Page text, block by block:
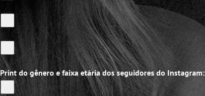
Print do gênero e faixa etária dos seguidores do Instagram: